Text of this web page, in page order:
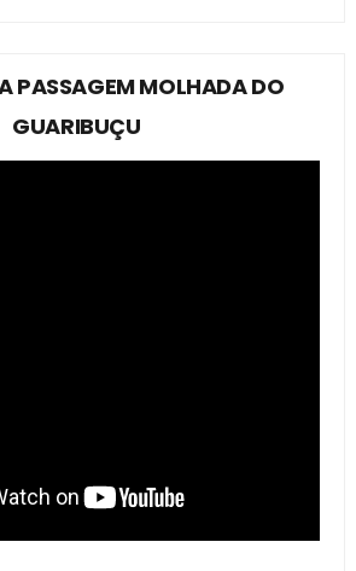
PASSAGEM MOLHADA DO
GUARIBUÇU